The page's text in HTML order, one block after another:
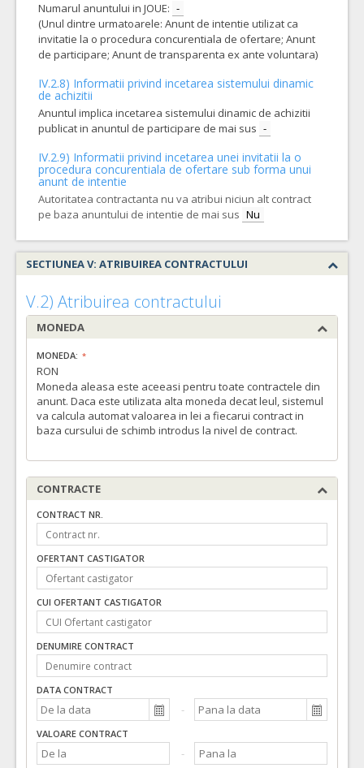
Numarul anuntului in JOUE: -
(Unul dintre urmatoarele: Anunt de intentie utilizat ca
invitatie la o procedura concurentiala de ofertare; Anunt
de participare; Anunt de transparenta ex ante voluntara)
IV.2.8) Informatii privind incetarea sistemului dinamic
de achizitii
Anuntul implica incetarea sistemului dinamic de achizitii
publicat in anuntul de participare de mai sus -
IV.2.9) Informatii privind incetarea unei invitatii la o
procedura concurentiala de ofertare sub forma unui
anunt de intentie
Autoritatea contractanta nu va atribui niciun alt contract
pe baza anuntului de intentie de mai sus Nu
SECTIUNEA V: ATRIBUIREA CONTRACTULUI
V.2) Atribuirea contractului
MONEDA
MONEDA:
RON
Moneda aleasa este aceeasi pentru toate contractele din
anunt. Daca este utilizata alta moneda decat leul, sistemul
va calcula automat valoarea in lei a fiecarui contract in
baza cursului de schimb introdus la nivel de contract.
CONTRACTE
CONTRACT NR.
OFERTANT CASTIGATOR
CUI OFERTANT CASTIGATOR
DENUMIRE CONTRACT
DATA CONTRACT
VALOARE CONTRACT